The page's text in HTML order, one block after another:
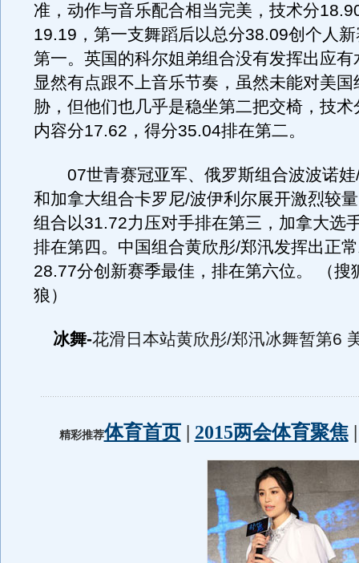
准，动作与音乐配合相当完美，技术分
19.19，第一支舞蹈后以总分38.09创个人
第一。英国的科尔姐弟组合没有发挥出应有
显然有点跟不上音乐节奏，虽然未能对美国
胁，但他们也几乎是稳坐第二把交椅，技
内容分17.62，得分35.04排在第二。
07世青赛冠亚军、俄罗斯组合波波诺娃
和加拿大组合卡罗尼/波伊利尔展开激烈较
组合以31.72力压对手排在第三，加拿大选
排在第四。中国组合黄欣彤/郑汛发挥出正
28.77分创新赛季最佳，排在第六位。 （搜
狼）
冰舞-花滑日本站黄欣彤/郑汛冰舞暂第6